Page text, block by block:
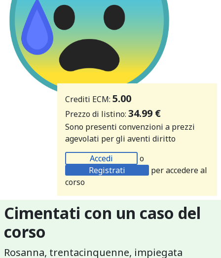
Crediti ECM: 5.00
Prezzo di listino: 34.99 €
Sono presenti convenzioni a prezzi
agevolati per gli aventi diritto
Accedi
o
Registrati
per accedere al
corso
Cimentati con un caso del
corso
Rosanna, trentacinquenne, impiegata